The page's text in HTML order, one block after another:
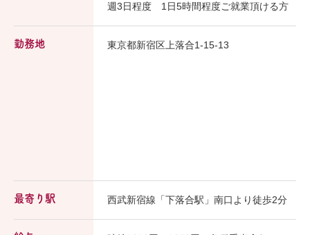
週3日程度 1日5時間程度ご就業頂ける方
勤務地 東京都新宿区上落合1-15-13
最寄り駅 西武新宿線「下落合駅」南口より徒歩2分